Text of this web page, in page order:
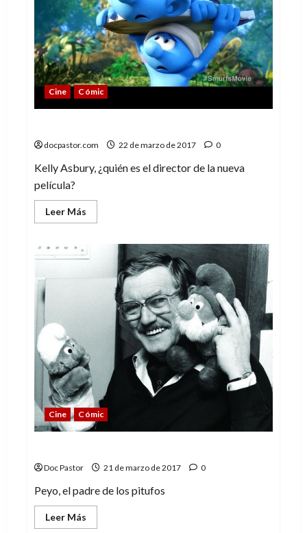
no
ser
Cine Cómic
docpastor.com 22 de marzo de 2017 0
Kelly Asbury, ¿quién es el director de la nueva
película?
Leer Más
más
divertidos
Pitufos
Asbury
Cine Cómic
Doc Pastor 21 de marzo de 2017 0
Peyo, el padre de los pitufos
Leer Más
más